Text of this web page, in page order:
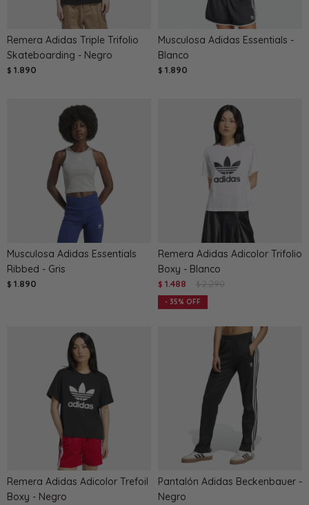
Remera Adidas Triple Trifolio
Skateboarding - Negro
$ 1.890
Musculosa Adidas Essentials -
Blanco
$ 1.890
Musculosa Adidas Essentials
Ribbed - Gris
$ 1.890
Remera Adidas Adicolor Trifolio
Boxy - Blanco
$ 1.488 $ 2.290
35
Remera Adidas Adicolor Trefoil
Boxy - Negro
Pantalón Adidas Beckenbauer -
Negro